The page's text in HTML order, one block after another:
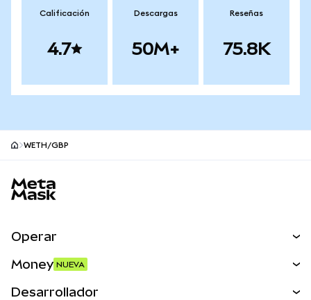
Calificación
4.7
Descargas
50M+
Reseñas
75.8K
WETH/GBP
Operar
Money NUEVA
Desarrollador